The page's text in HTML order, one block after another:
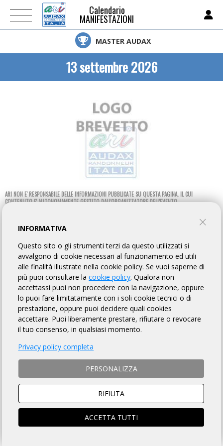
Calendario
MANIFESTAZIONI
MASTER AUDAX
13 settembre 2026
ARI NON E' RESPONSABILE DELLE INFORMAZIONI PUBBLICATE SU QUESTA PAGINA, IL CUI
CONTENUTO E' AUTONOMAMENTE GESTITO DALL'ORGANIZZATORE DELL'EVENTO.
OVADA IN RANDONNÉE 2026
Uà Cycling Team
INFORMAZIONI REGOLAMENTO ISCRIZIONI
DISTANZA
200 Km
DISLIVELLO
TEMPO MASSIMO
13 ore 30 min
DOVE
Ovada (AL)
INFORMATIVA
Questo sito o gli strumenti terzi da questo utilizzati si
avvalgono di cookie necessari al funzionamento ed utili
alle finalità illustrate nella cookie policy. Se vuoi saperne di
più puoi consultare lacookie policy. Qualora non
accettassi puoi non procedere con la navigazione, oppure
lo puoi fare limitatamente con i soli cookie tecnici o di
prestazione, oppure puoi decidere quali cookies
accettare. Puoi liberamente prestare, rifiutare o revocare
il tuo consenso, in qualsiasi momento.
Privacy policy completa
PERSONALIZZA
RIFIUTA
ACCETTA TUTTI